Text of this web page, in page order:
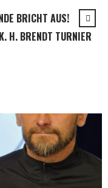
BRICHT AUS!
H. BRENDT TURNIER